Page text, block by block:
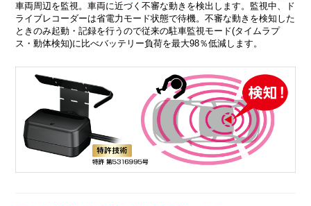
車両周辺を監視。車両に近づく不審な動きを検出します。監視中、ド
ライブレコーダーは省電力モード状態で待機。不審な動きを検知した
ときのみ起動・記録を行うので従来の駐車監視モード(タイムラプ
ス・動体検知)に比べバッテリー負荷を最大98％低減します。